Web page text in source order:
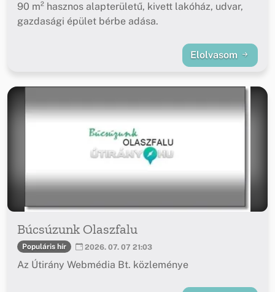
90 m² hasznos alapterületű, kivett lakóház, udvar,
gazdasági épület bérbe adása.
Elolvasom
Búcsúzunk Olaszfalu
Populáris hír 2026. 07. 07 21:03
Az Útirány Webmédia Bt. közleménye